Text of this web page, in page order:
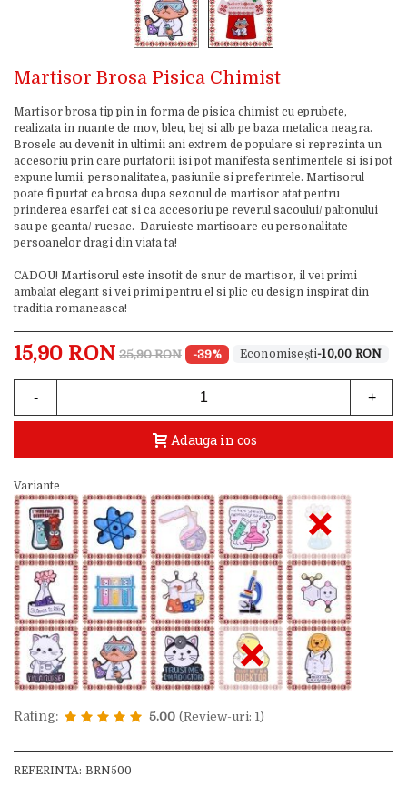
Martisor Brosa Pisica Chimist
Martisor brosa tip pin in forma de pisica chimist cu eprubete,
realizata in nuante de mov, bleu, bej si alb pe baza metalica neagra.
Brosele au devenit in ultimii ani extrem de populare si reprezinta un
accesoriu prin care purtatorii isi pot manifesta sentimentele si isi pot
expune lumii, personalitatea, pasiunile si preferintele. Martisorul
poate fi purtat ca brosa dupa sezonul de martisor atat pentru
prinderea esarfei cat si ca accesoriu pe reverul sacoului/ paltonului
sau pe geanta/ rucsac. Daruieste martisoare cu personalitate
persoanelor dragi din viata ta!
CADOU! Martisorul este insotit de snur de martisor, il vei primi
ambalat elegant si vei primi pentru el si plic cu design inspirat din
traditia romaneasca!
15,90 RON 25,90 RON -39% -10,00 RON
- +
Adauga in cos
Variante
×
×
Rating: 5.00 (Review-uri: 1)
REFERINTA: BRN500